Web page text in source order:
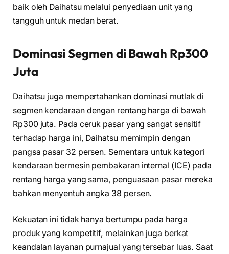
baik oleh Daihatsu melalui penyediaan unit yang
tangguh untuk medan berat.
Dominasi Segmen di Bawah Rp300
Juta
Daihatsu juga mempertahankan dominasi mutlak di
segmen kendaraan dengan rentang harga di bawah
Rp300 juta. Pada ceruk pasar yang sangat sensitif
terhadap harga ini, Daihatsu memimpin dengan
pangsa pasar 32 persen. Sementara untuk kategori
kendaraan bermesin pembakaran internal (ICE) pada
rentang harga yang sama, penguasaan pasar mereka
bahkan menyentuh angka 38 persen.
Kekuatan ini tidak hanya bertumpu pada harga
produk yang kompetitif, melainkan juga berkat
keandalan layanan purnajual yang tersebar luas. Saat